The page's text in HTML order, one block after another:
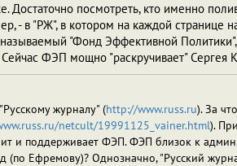
Достаточно посмотреть, кто именно
- в "РЖ", в котором на каждой странице
"Фонд Эффективной Политики",
ФЭП мощно "раскручивает" Сергея
журналу" (http://www.russ.ru). За
netcult/19991125_vainer.html).
и поддерживает ФЭП. ФЭП близок к
(по Ефремову)? Однозначно, "Русский